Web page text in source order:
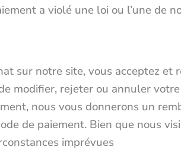
a violé une loi ou l’une de
sur notre site, vous acceptez
modifier, rejeter ou annuler
nous vous donnerons un
de paiement. Bien que nous
imprévues